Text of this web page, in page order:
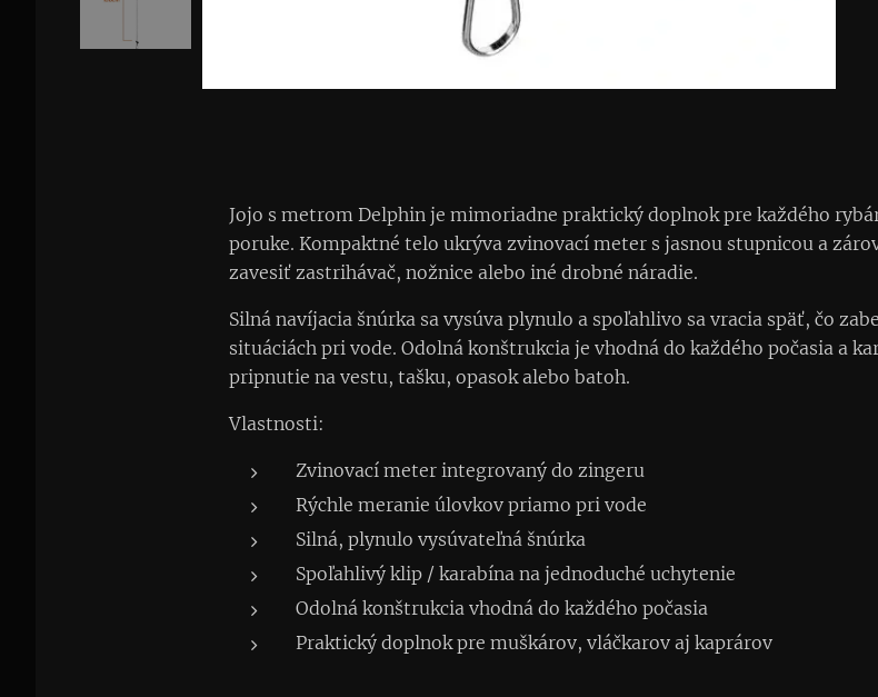
Jojo s metrom Delphin je mimoriadne praktický doplnok pre každého
poruke. Kompaktné telo ukrýva zvinovací meter s jasnou stupnicou a
zavesiť zastrihávač, nožnice alebo iné drobné náradie.
Silná navíjacia šnúrka sa vysúva plynulo a spoľahlivo sa vracia späť, čo
situáciách pri vode. Odolná konštrukcia je vhodná do každého počasia a
pripnutie na vestu, tašku, opasok alebo batoh.
Vlastnosti:
Zvinovací meter integrovaný do zingeru
Rýchle meranie úlovkov priamo pri vode
Silná, plynulo vysúvateľná šnúrka
Spoľahlivý klip / karabína na jednoduché uchytenie
Odolná konštrukcia vhodná do každého počasia
Praktický doplnok pre muškárov, vláčkarov aj kaprárov